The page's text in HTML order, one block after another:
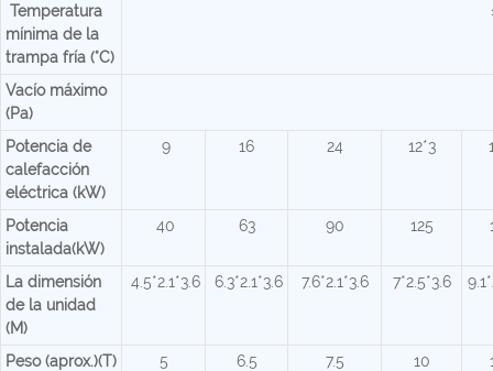
Temperatura
mínima de la
trampa fría (°C)
Vacío máximo
(Pa)
Potencia de
calefacción
eléctrica (kW)
9 16 24 12*3
Potencia
instalada(kW)
40 63 90 125
La dimensión
de la unidad
(M)
4.5*2.1*3.6 6.3*2.1*3.6 7.6*2.1*3.6 7*2.5*3.6
Peso (aprox.)(T) 5 6.5 7.5 10